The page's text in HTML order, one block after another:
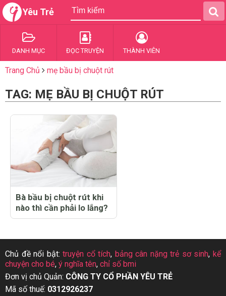
Yêu Trẻ
DANH MỤC ĐỌC TRUYỆN THÀNH VIÊN
Trang Chủ mẹ bầu bị chuột rút
TAG: MẸ BẦU BỊ CHUỘT RÚT
Bà bầu bị chuột rút khi
nào thì cần phải lo lắng?
Chủ đề nổi bật:truyện cổ tích, bảng cân nặng trẻ sơ sinh,kể
chuyện cho bé, ý nghĩa tên, chỉ số bmi
Đơn vị chủ Quản: CÔNG TY CỔ PHẦN YÊU TRẺ
Mã số thuế: 0312926237